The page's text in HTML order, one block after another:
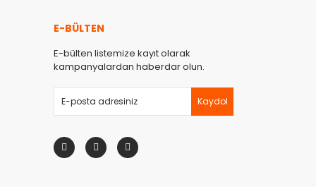
E-BÜLTEN
E-bülten listemize kayıt olarak
kampanyalardan haberdar olun.
Kaydol